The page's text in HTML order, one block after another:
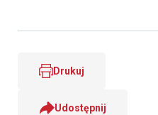
Drukuj
Udostępnij